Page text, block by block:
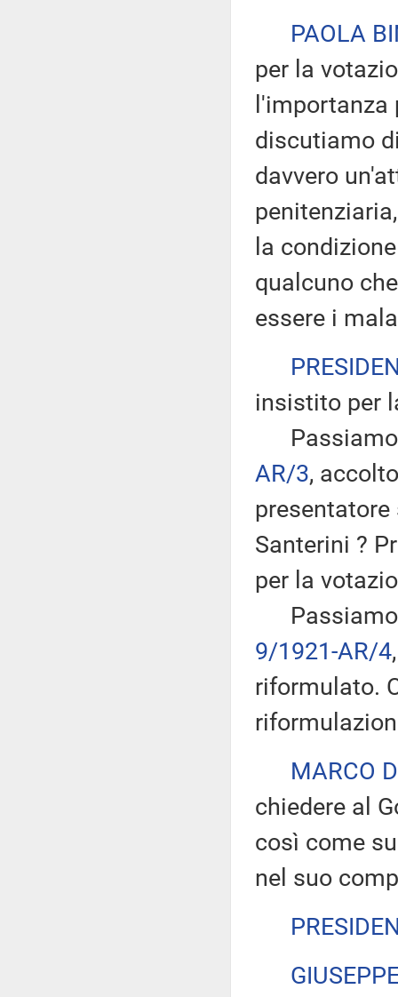
PAOLA
per la
discutiamo
davvero
la
qualcuno
essere i
insistito per
Passiamo
AR/3,
Santerini ?
per la
Passiamo
9/1921-AR/4
riformulato.
MARCO
chiedere al
così come
nel suo